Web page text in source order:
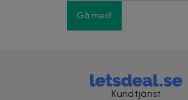
Gå med!
Kundtjänst